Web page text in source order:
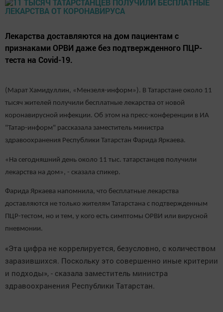
Лекарства доставляются на дом пациентам с
признаками ОРВИ даже без подтвержденного ПЦР-
теста на Covid-19.
(Марат Хамидуллин, «Мензеля-информ»). В Татарстане около 11
тысяч жителей получили бесплатные лекарства от новой
коронавирусной инфекции. Об этом на пресс-конференции в ИА
"Татар-информ" рассказала заместитель министра
здравоохранения Республики Татарстан Фарида Яркаева.
«На сегодняшний день около 11 тыс. татарстанцев получили
лекарства на дом», - сказала спикер.
Фарида Яркаева напомнила, что бесплатные лекарства
доставляются не только жителям Татарстана с подтвержденным
ПЦР-тестом, но и тем, у кого есть симптомы ОРВИ или вирусной
пневмонии.
«Эта цифра не коррелируется, безусловно, с количеством
заразившихся. Поскольку это совершенно иные критерии
и подходы», - сказала заместитель министра
здравоохранения Республики Татарстан.